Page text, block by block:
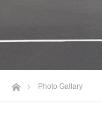
ホームPhoto Gallary